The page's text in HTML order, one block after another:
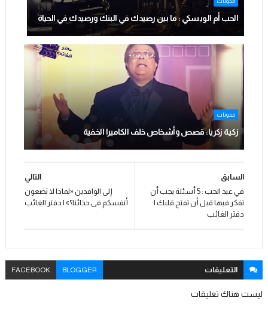
الحب أم الويسكي : ما بين رصيدك في البنك ورصيدك في الحياة
مدونات
زكية زكريا: قصص وأشخاص خلف الكاميرا الخفية
التالي
إلى الوافدين «لماذا لا تضعون
أنفسكم فى حذائنا؟» | دفتر الغائب
السابق
في عيد الحب : 5 أسئلة يجب أن
تفكر فيها قبل أن تفتح قلبك |
دفتر الغائب
التعليقات BLOGGER
FACEBOOK
ليست هناك تعليقات